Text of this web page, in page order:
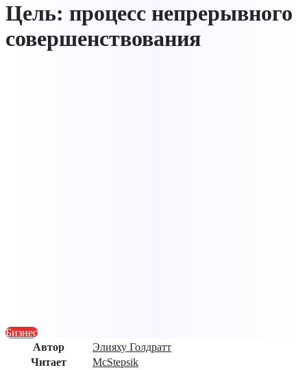
Цель: процесс непрерывного
совершенствования
Бизнес
Автор
Элияху Голдратт
Читает
McStepsik